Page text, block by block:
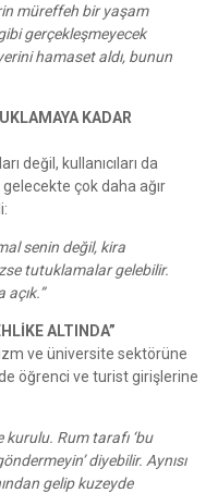
müreffeh bir yaşam
gerçekleşmeyecek
hamaset aldı, bunun
KADAR
değil, kullanıcıları da
gelecekte çok daha ağır
senin değil, kira
tutuklamalar gelebilir.
ALTINDA”
ve üniversite sektörüne
öğrenci ve turist girişlerine
kurulu. Rum tarafı ‘bu
diyebilir. Aynısı
gelip kuzeyde